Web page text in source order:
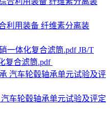
利用装备 纤维素分离装
JB/T
复合滤筒.pdf
汽车轮毂轴承单元试验及评定